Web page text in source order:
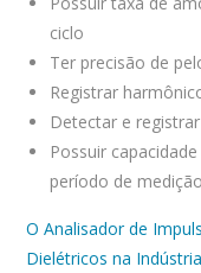
ciclo
Ter precisão de
Registrar
Detectar e
Possuir
período de medição
O Analisador de
Dielétricos na